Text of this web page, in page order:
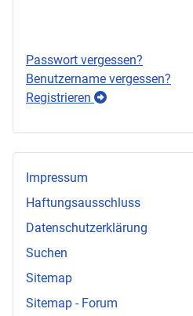
Passwort vergessen?
Benutzername vergessen?
Registrieren
Impressum
Haftungsausschluss
Datenschutzerklärung
Suchen
Sitemap
Sitemap - Forum